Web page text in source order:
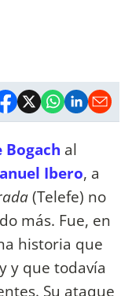
Bogach al
Ibero, a
(Telefe) no
más. Fue, en
historia que
y que todavía
Su ataque